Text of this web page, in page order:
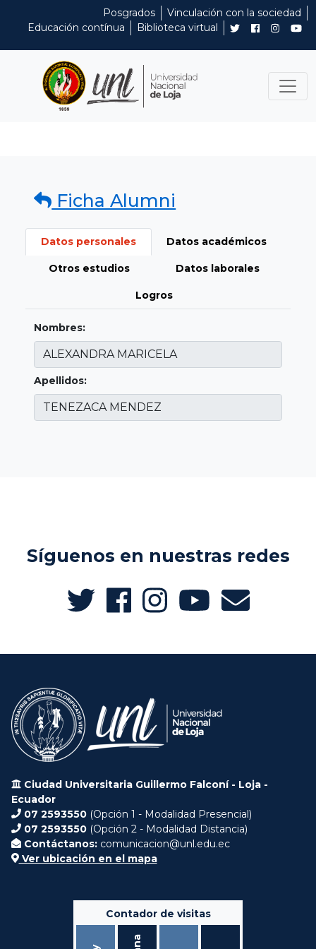
Posgrados
Vinculación con la sociedad
Educación contínua
Biblioteca virtual
Ficha Alumni
Datos personales Datos académicos
Otros estudios Datos laborales
Logros
Nombres:
Apellidos:
Síguenos en nuestras redes
Ciudad Universitaria Guillermo Falconí - Loja -
Ecuador
07 2593550 (Opción 1 - Modalidad Presencial)
07 2593550 (Opción 2 - Modalidad Distancia)
Contáctanos: comunicacion@unl.edu.ec
Ver ubicación en el mapa
Contador de visitas